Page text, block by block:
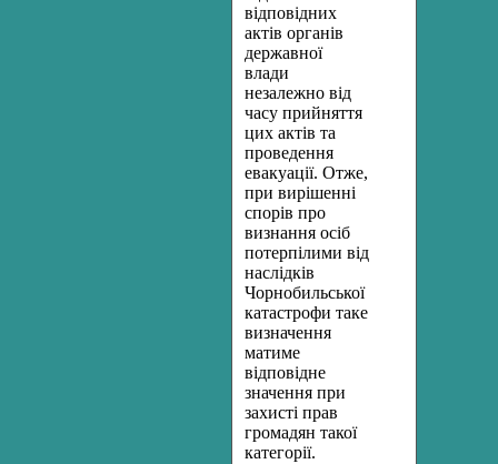
відповідних
актів органів
державної
влади
незалежно від
часу прийняття
цих актів та
проведення
евакуації. Отже,
при вирішенні
спорів про
визнання осіб
потерпілими від
наслідків
Чорнобильської
катастрофи таке
визначення
матиме
відповідне
значення при
захисті прав
громадян такої
категорії.